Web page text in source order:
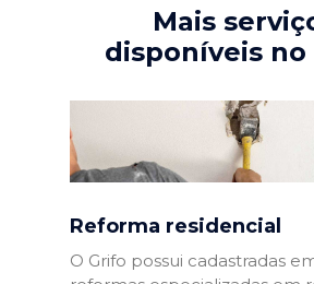
Mais
disponíveis no
Reforma residencial
O Grifo possui cadastradas